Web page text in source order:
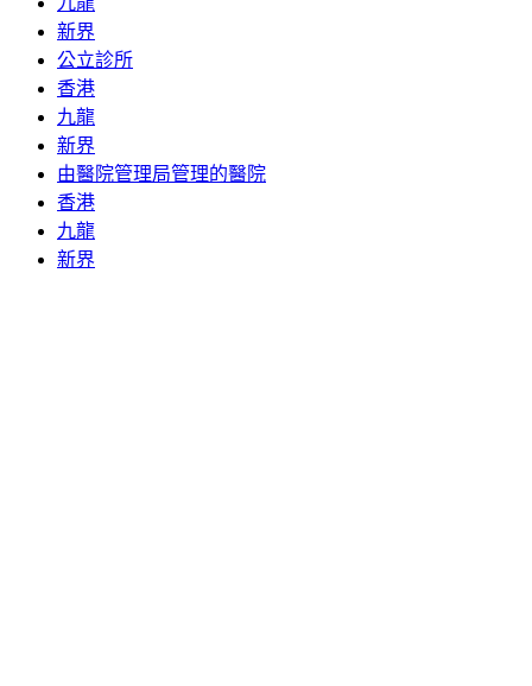
新界
公立診所
香港
九龍
新界
由醫院管理局管理的醫院
香港
九龍
新界